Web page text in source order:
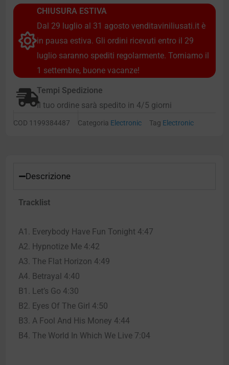
CHIUSURA ESTIVA
Dal 29 luglio al 31 agosto venditaviniliusati.it è
in pausa estiva. Gli ordini ricevuti entro il 29
luglio saranno spediti regolarmente. Torniamo il
1 settembre, buone vacanze!
Tempi Spedizione
Il tuo ordine sarà spedito in 4/5 giorni
COD 1199384487 Categoria Electronic Tag Electronic
Descrizione
Tracklist
A1. Everybody Have Fun Tonight 4:47
A2. Hypnotize Me 4:42
A3. The Flat Horizon 4:49
A4. Betrayal 4:40
B1. Let’s Go 4:30
B2. Eyes Of The Girl 4:50
B3. A Fool And His Money 4:44
B4. The World In Which We Live 7:04